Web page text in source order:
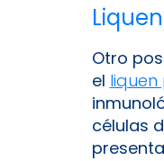
Otro
el
células